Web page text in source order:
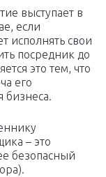
выступает в
если
исполнять свои
посредник до
это тем, что
его
бизнеса.
– это
безопасный